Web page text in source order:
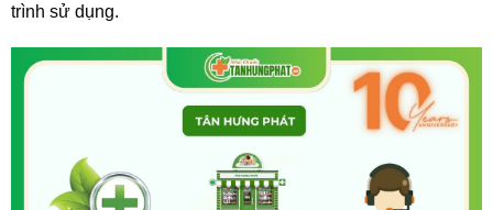
trình sử dụng.